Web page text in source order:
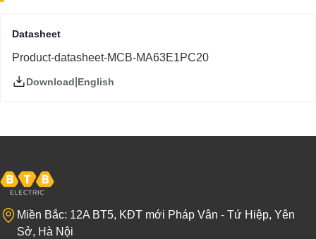
Datasheet
Product-datasheet-MCB-MA63E1PC20
Download English
Miền Bắc: 12A BT5, KĐT mới Pháp Vân - Tứ Hiệp, Yên
Sở, Hà Nội